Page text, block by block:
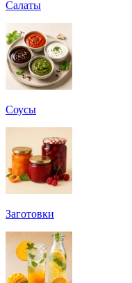
Салаты
Соусы
Заготовки